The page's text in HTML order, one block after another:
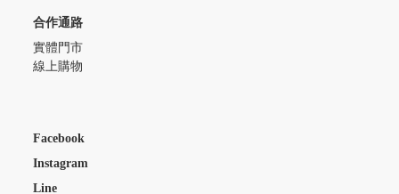
合作通路
實體門市
線上購物
Facebook
Instagram
Line